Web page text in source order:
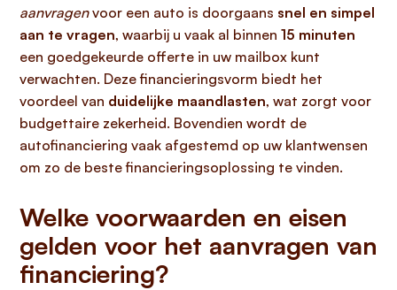
aanvragenvoor een auto is doorgaans snel en simpel
aan te vragen, waarbij u vaak al binnen 15 minuten
een goedgekeurde offerte in uw mailbox kunt
verwachten. Deze financieringsvorm biedt het
voordeel van duidelijke maandlasten, wat zorgt voor
budgettaire zekerheid. Bovendien wordt de
autofinanciering vaak afgestemd op uw klantwensen
om zo de beste financieringsoplossing te vinden.
Welke voorwaarden en eisen
gelden voor het aanvragen van
financiering?